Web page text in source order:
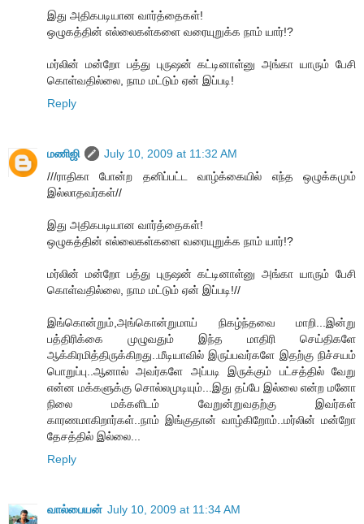
இது அதிகபடியான வார்த்தைகள்!
ஒழுகத்தின் எல்லைகள்களை வரையுறுக்க நாம் யார்!?
மர்லின் மன்றோ பத்து புருஷன் கட்டினாள்னு அங்கா யாரும் பேசி
கொள்வதில்லை, நாம மட்டும் ஏன் இப்படி!
Reply
மணிஜி
July 10, 2009 at 11:32 AM
///ராதிகா போன்ற தனிப்பட்ட வாழ்க்கையில் எந்த ஒழுக்கமும்
இல்லாதவர்கள்//
இது அதிகபடியான வார்த்தைகள்!
ஒழுகத்தின் எல்லைகள்களை வரையுறுக்க நாம் யார்!?
மர்லின் மன்றோ பத்து புருஷன் கட்டினாள்னு அங்கா யாரும் பேசி
கொள்வதில்லை, நாம மட்டும் ஏன் இப்படி!//
இங்கொன்றும்,அங்கொன்றுமாய் நிகழ்ந்தவை மாறி...இன்று
பத்திரிக்கை முழுவதும் இந்த மாதிரி செய்திகளே
ஆக்கிரமித்திருக்கிறது..மீடியாவில் இருப்பவர்களே இதற்கு நிச்சயம்
பொறுப்பு..ஆனால் அவர்களே அப்படி இருக்கும் பட்சத்தில் வேறு
என்ன மக்களுக்கு சொல்லமுடியும்...இது தப்பே இல்லை என்ற மனோ
நிலை மக்களிடம் வேறுன்றுவதற்கு இவர்கள்
காரணமாகிறார்கள்..நாம் இங்குதான் வாழ்கிறோம்..மர்லின் மன்றோ
தேசத்தில் இல்லை...
Reply
வால்பையன் July 10, 2009 at 11:34 AM